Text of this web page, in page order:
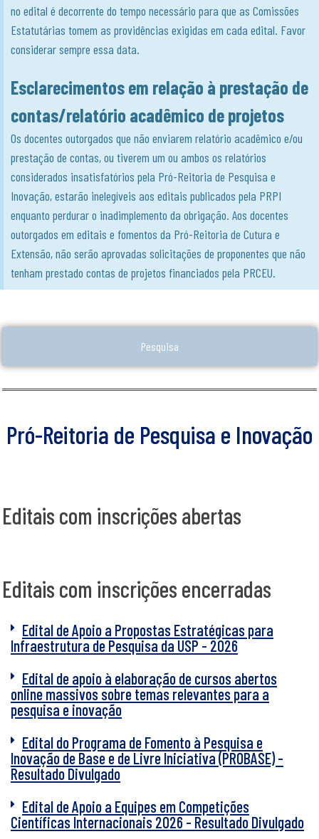
no edital é decorrente do tempo necessário para que as Comissões
Estatutárias tomem as providências exigidas em cada edital. Favor
considerar sempre essa data.
Esclarecimentos em relação à prestação de
contas/relatório acadêmico de projetos
Os docentes outorgados que não enviarem relatório acadêmico e/ou
prestação de contas, ou tiverem um ou ambos os relatórios
considerados insatisfatórios pela Pró-Reitoria de Pesquisa e
Inovação, estarão inelegíveis aos editais publicados pela PRPI
enquanto perdurar o inadimplemento da obrigação. Aos docentes
outorgados em editais e fomentos da Pró-Reitoria de Cutura e
Extensão, não serão aprovadas solicitações de proponentes que não
tenham prestado contas de projetos financiados pela PRCEU.
Pesquisa
Pró-Reitoria de Pesquisa e Inovação
Editais com inscrições abertas
Editais com inscrições encerradas
Edital de Apoio a Propostas Estratégicas para
Infraestrutura de Pesquisa da USP - 2026
Edital de apoio à elaboração de cursos abertos
online massivos sobre temas relevantes para a
pesquisa e inovação
Edital do Programa de Fomento à Pesquisa e
Inovação de Base e de Livre Iniciativa (PROBASE) -
Resultado Divulgado
Edital de Apoio a Equipes em Competições
Científicas Internacionais 2026 - Resultado Divulgado